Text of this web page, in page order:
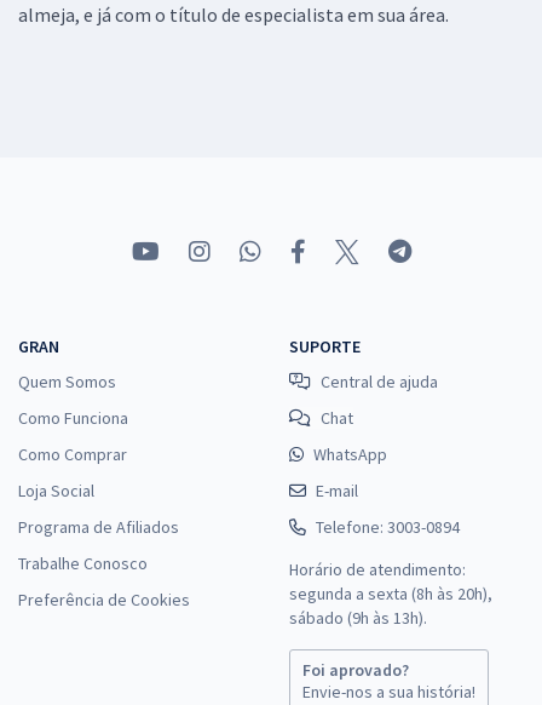
almeja, e já com o título de especialista em sua área.
GRAN
Quem Somos
Como Funciona
Como Comprar
Loja Social
Programa de Afiliados
Trabalhe Conosco
Preferência de Cookies
SUPORTE
Central de ajuda
Chat
WhatsApp
E-mail
Telefone: 3003-0894
Horário de atendimento:
segunda a sexta (8h às 20h),
sábado (9h às 13h).
Foi aprovado?
Envie-nos a sua história!